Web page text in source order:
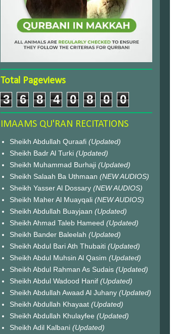
Total Pageviews
3 6 8 4 0 8 0 0
IMAAMS QU'RAN RECITATIONS
Sheikh Abdullah Quraafi (Updated)
Sheikh Badr Al Turki (Updated)
Sheikh Muhammad Burhaji (Updated)
Sheikh Salaah Ba Uthmaan (NEW AUDIOS)
Sheikh Yasser Al Dossary (NEW AUDIOS)
Sheikh Maher Al Muayqali (NEW AUDIOS)
Sheikh Abdullah Buayjaan (Updated)
Sheikh Ahmad Taleb Hameed (Updated)
Sheikh Bander Baleelah (Updated)
Sheikh Abdul Bari Ath Thubaiti (Updated)
Sheikh Abdul Muhsin Al Qasim (Updated)
Sheikh Abdul Rahman As Sudais (Updated)
Sheikh Abdul Wadood Hanif (Updated)
Sheikh Abdullah Awaad Al Juhany (Updated)
Sheikh Abdullah Khayaat (Updated)
Sheikh Abdullah Khulayfee (Updated)
Sheikh Adil Kalbani (Updated)